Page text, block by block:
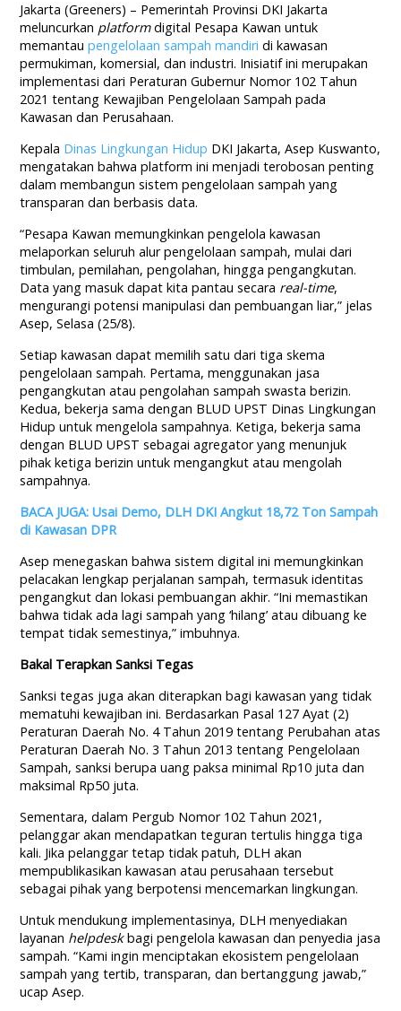
Jakarta (Greeners) – Pemerintah Provinsi DKI Jakarta
meluncurkan platformdigital Pesapa Kawan untuk
memantaupengelolaan sampah mandiri di kawasan
permukiman, komersial, dan industri. Inisiatif ini merupakan
implementasi dari Peraturan Gubernur Nomor 102 Tahun
2021 tentang Kewajiban Pengelolaan Sampah pada
Kawasan dan Perusahaan.
Kepala Dinas Lingkungan Hidup DKI Jakarta, Asep Kuswanto,
mengatakan bahwa platform ini menjadi terobosan penting
dalam membangun sistem pengelolaan sampah yang
transparan dan berbasis data.
“Pesapa Kawan memungkinkan pengelola kawasan
melaporkan seluruh alur pengelolaan sampah, mulai dari
timbulan, pemilahan, pengolahan, hingga pengangkutan.
Data yang masuk dapat kita pantau secara real-time,
mengurangi potensi manipulasi dan pembuangan liar,” jelas
Asep, Selasa (25/8).
Setiap kawasan dapat memilih satu dari tiga skema
pengelolaan sampah. Pertama, menggunakan jasa
pengangkutan atau pengolahan sampah swasta berizin.
Kedua, bekerja sama dengan BLUD UPST Dinas Lingkungan
Hidup untuk mengelola sampahnya. Ketiga, bekerja sama
dengan BLUD UPST sebagai agregator yang menunjuk
pihak ketiga berizin untuk mengangkut atau mengolah
sampahnya.
BACA JUGA: Usai Demo, DLH DKI Angkut 18,72 Ton Sampah
di Kawasan DPR
Asep menegaskan bahwa sistem digital ini memungkinkan
pelacakan lengkap perjalanan sampah, termasuk identitas
pengangkut dan lokasi pembuangan akhir. “Ini memastikan
bahwa tidak ada lagi sampah yang ‘hilang’ atau dibuang ke
tempat tidak semestinya,” imbuhnya.
Bakal Terapkan Sanksi Tegas
Sanksi tegas juga akan diterapkan bagi kawasan yang tidak
mematuhi kewajiban ini. Berdasarkan Pasal 127 Ayat (2)
Peraturan Daerah No. 4 Tahun 2019 tentang Perubahan atas
Peraturan Daerah No. 3 Tahun 2013 tentang Pengelolaan
Sampah, sanksi berupa uang paksa minimal Rp10 juta dan
maksimal Rp50 juta.
Sementara, dalam Pergub Nomor 102 Tahun 2021,
pelanggar akan mendapatkan teguran tertulis hingga tiga
kali. Jika pelanggar tetap tidak patuh, DLH akan
mempublikasikan kawasan atau perusahaan tersebut
sebagai pihak yang berpotensi mencemarkan lingkungan.
Untuk mendukung implementasinya, DLH menyediakan
layanan helpdeskbagi pengelola kawasan dan penyedia jasa
sampah. “Kami ingin menciptakan ekosistem pengelolaan
sampah yang tertib, transparan, dan bertanggung jawab,”
ucap Asep.